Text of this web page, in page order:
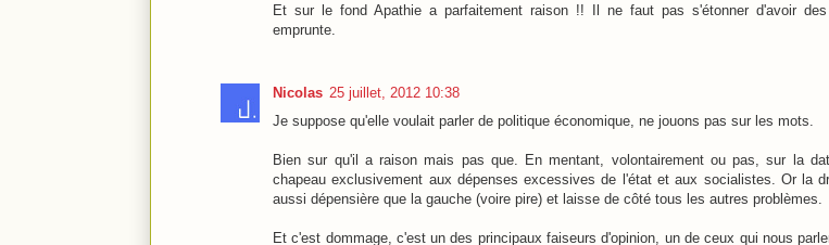
Et sur le fond Apathie a parfaitement raison !! Il ne faut pas s'étonner d'avoir
emprunte.
Nicolas 25 juillet, 2012 10:38
Je suppose qu'elle voulait parler de politique économique, ne jouons pas sur les mots.
Bien sur qu'il a raison mais pas que. En mentant, volontairement ou pas, sur la
chapeau exclusivement aux dépenses excessives de l'état et aux socialistes. Or la
aussi dépensière que la gauche (voire pire) et laisse de côté tous les autres problèmes.
Et c'est dommage, c'est un des principaux faiseurs d'opinion, un de ceux qui nous